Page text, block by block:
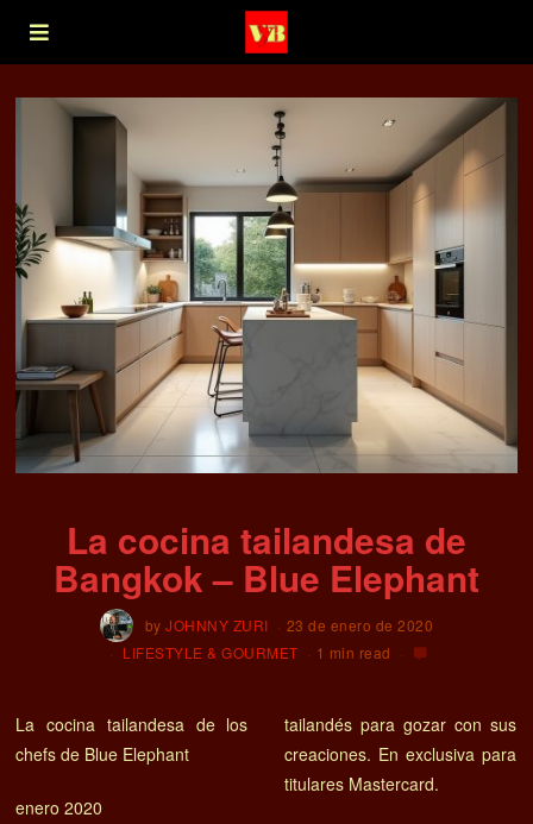
La cocina tailandesa de
Bangkok – Blue Elephant
byJOHNNY ZURI
23 de enero de 2020
LIFESTYLE & GOURMET
1 min read
La cocina tailandesa de los
chefs de Blue Elephant
enero 2020
tailandés para gozar con sus
creaciones. En exclusiva para
titulares Mastercard.